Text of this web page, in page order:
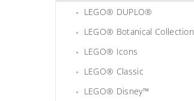
LEGO® DUPLO®
LEGO® Botanical Collection
LEGO® Icons
LEGO® Classic
LEGO® Disney™